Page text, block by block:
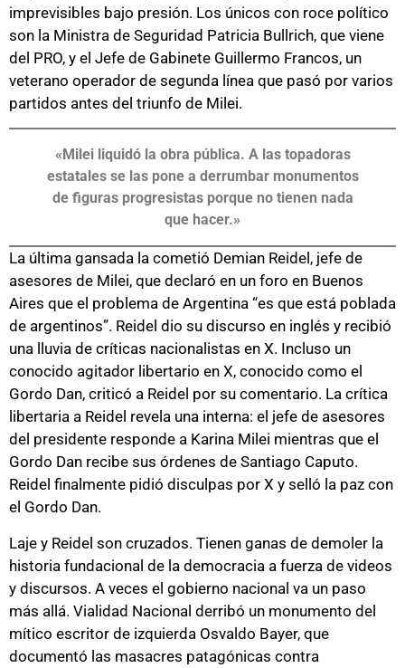
imprevisibles bajo presión. Los únicos con roce político
son la Ministra de Seguridad Patricia Bullrich, que viene
del PRO, y el Jefe de Gabinete Guillermo Francos, un
veterano operador de segunda línea que pasó por varios
partidos antes del triunfo de Milei.
«Milei liquidó la obra pública. A las topadoras
estatales se las pone a derrumbar monumentos
de figuras progresistas porque no tienen nada
que hacer.»
La última gansada la cometió Demian Reidel, jefe de
asesores de Milei, que declaró en un foro en Buenos
Aires que el problema de Argentina “es que está poblada
de argentinos”. Reidel dio su discurso en inglés y recibió
una lluvia de críticas nacionalistas en X. Incluso un
conocido agitador libertario en X, conocido como el
Gordo Dan, criticó a Reidel por su comentario. La crítica
libertaria a Reidel revela una interna: el jefe de asesores
del presidente responde a Karina Milei mientras que el
Gordo Dan recibe sus órdenes de Santiago Caputo.
Reidel finalmente pidió disculpas por X y selló la paz con
el Gordo Dan.
Laje y Reidel son cruzados. Tienen ganas de demoler la
historia fundacional de la democracia a fuerza de videos
y discursos. A veces el gobierno nacional va un paso
más allá. Vialidad Nacional derribó un monumento del
mítico escritor de izquierda Osvaldo Bayer, que
documentó las masacres patagónicas contra